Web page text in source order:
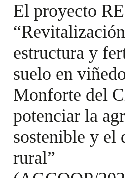
El proyecto
estructura y
suelo en
Monforte del
potenciar la
sostenible y el
rural”